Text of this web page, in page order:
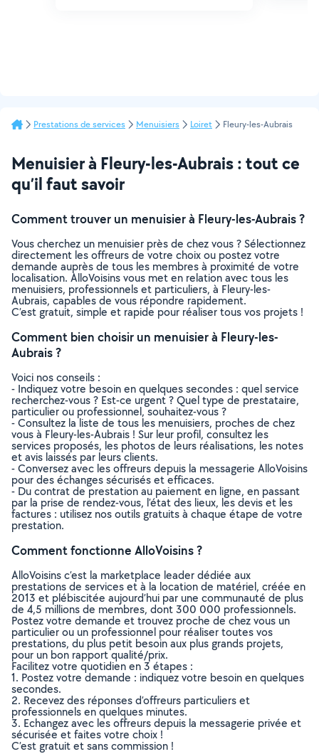
Prestations de services Menuisiers Loiret Fleury-les-Aubrais
Menuisier à Fleury-les-Aubrais : tout ce
qu’il faut savoir
Comment trouver un menuisier à Fleury-les-Aubrais ?
Vous cherchez un menuisier près de chez vous ? Sélectionnez
directement les offreurs de votre choix ou postez votre
demande auprès de tous les membres à proximité de votre
localisation. AlloVoisins vous met en relation avec tous les
menuisiers, professionnels et particuliers, à Fleury-les-
Aubrais, capables de vous répondre rapidement.
C’est gratuit, simple et rapide pour réaliser tous vos projets !
Comment bien choisir un menuisier à Fleury-les-
Aubrais ?
Voici nos conseils :
- Indiquez votre besoin en quelques secondes : quel service
recherchez-vous ? Est-ce urgent ? Quel type de prestataire,
particulier ou professionnel, souhaitez-vous ?
- Consultez la liste de tous les menuisiers, proches de chez
vous à Fleury-les-Aubrais ! Sur leur profil, consultez les
services proposés, les photos de leurs réalisations, les notes
et avis laissés par leurs clients.
- Conversez avec les offreurs depuis la messagerie AlloVoisins
pour des échanges sécurisés et efficaces.
- Du contrat de prestation au paiement en ligne, en passant
par la prise de rendez-vous, l’état des lieux, les devis et les
factures : utilisez nos outils gratuits à chaque étape de votre
prestation.
Comment fonctionne AlloVoisins ?
AlloVoisins c’est la marketplace leader dédiée aux
prestations de services et à la location de matériel, créée en
2013 et plébiscitée aujourd’hui par une communauté de plus
de 4,5 millions de membres, dont 300 000 professionnels.
Postez votre demande et trouvez proche de chez vous un
particulier ou un professionnel pour réaliser toutes vos
prestations, du plus petit besoin aux plus grands projets,
pour un bon rapport qualité/prix.
Facilitez votre quotidien en 3 étapes :
1. Postez votre demande : indiquez votre besoin en quelques
secondes.
2. Recevez des réponses d’offreurs particuliers et
professionnels en quelques minutes.
3. Echangez avec les offreurs depuis la messagerie privée et
sécurisée et faites votre choix !
C’est gratuit et sans commission !